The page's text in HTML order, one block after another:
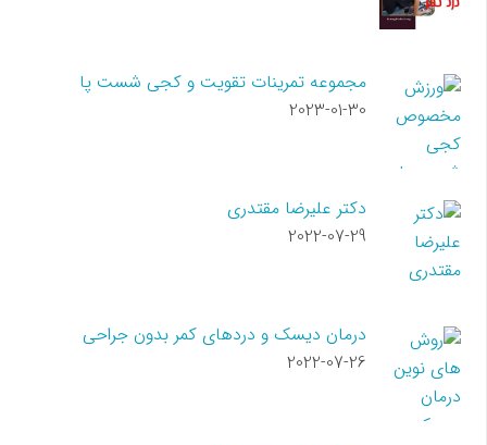
مجموعه تمرینات تقویت و کجی شست پا
2023-01-30
دکتر علیرضا مقتدری
2022-07-29
درمان دیسک و دردهای کمر بدون جراحی
2022-07-26